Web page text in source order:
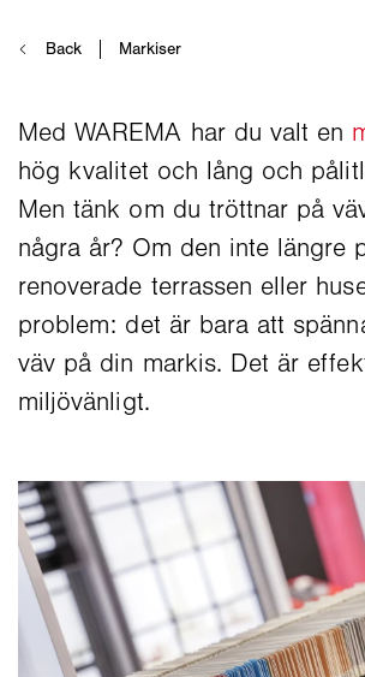
Med WAREMA har du valt en
hög kvalitet och lång och
Men tänk om du tröttnar på
några år? Om den inte längre
renoverade terrassen eller
problem: det är bara att
väv på din markis. Det är
miljövänligt.